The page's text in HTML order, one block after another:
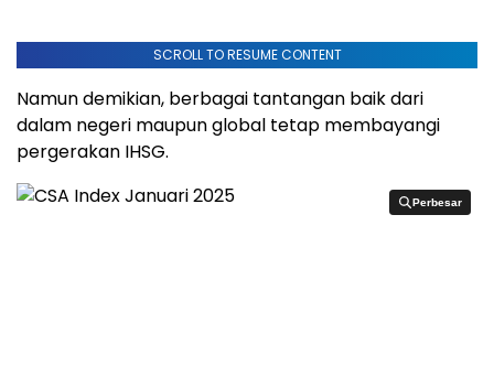
SCROLL TO RESUME CONTENT
Namun demikian, berbagai tantangan baik dari
dalam negeri maupun global tetap membayangi
pergerakan IHSG.
Perbesar
Perbesar